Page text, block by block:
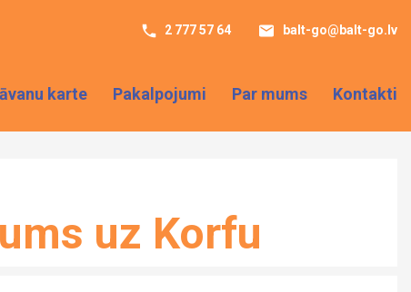
2 777 57 64 balt-go@balt-go.lv
karte Pakalpojumi Par mums Kontakti
uz Korfu